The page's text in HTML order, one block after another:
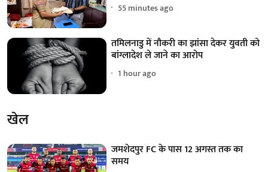
55 minutes ago
तमिलनाडु में नौकरी का झांसा देकर युवती को
बांग्लादेश ले जाने का आरोप
1 hour ago
खेल
जमशेदपुर FC के पास 12 अगस्त तक का
समय